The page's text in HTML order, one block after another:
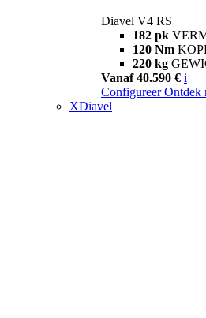
Diavel V4 RS
182 pk
120 Nm
220 kg
Vanaf 40.590 € i
Configureer Ontdek
XDiavel